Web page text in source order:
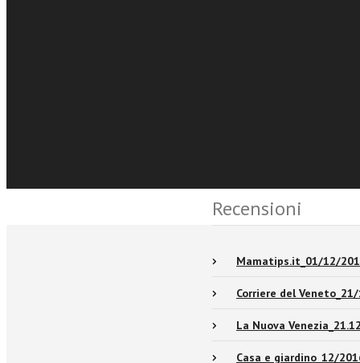
Recensioni
Mamatips.it_01/12/
Corriere del
La Nuova
Casa e giardino_12/